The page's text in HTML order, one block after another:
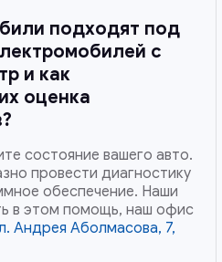
подходят под
с
и как
оценка
?
состояние вашего авто.
провести диагностику
обеспечение. Наши
в этом помощь, наш офис
Андрея Аболмасова, 7,